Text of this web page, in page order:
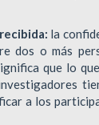
la
dos o más
que lo
a los